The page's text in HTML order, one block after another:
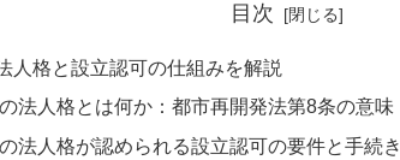
目次
人格と設立認可の仕組みを解説
法人格とは何か：都市再開発法第8条の意味
法人格が認められる設立認可の要件と手続き